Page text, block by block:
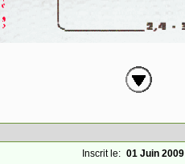
Inscrit le: 01 Juin 2009